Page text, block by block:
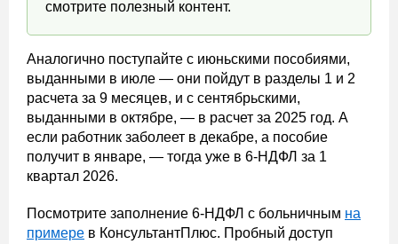
смотрите полезный контент.
Аналогично поступайте с июньскими пособиями,
выданными в июле — они пойдут в разделы 1 и 2
расчета за 9 месяцев, и с сентябрьскими,
выданными в октябре, — в расчет за 2025 год. А
если работник заболеет в декабре, а пособие
получит в январе, — тогда уже в 6-НДФЛ за 1
квартал 2026.
Посмотрите заполнение 6-НДФЛ с больничным на
примере в КонсультантПлюс. Пробный доступ